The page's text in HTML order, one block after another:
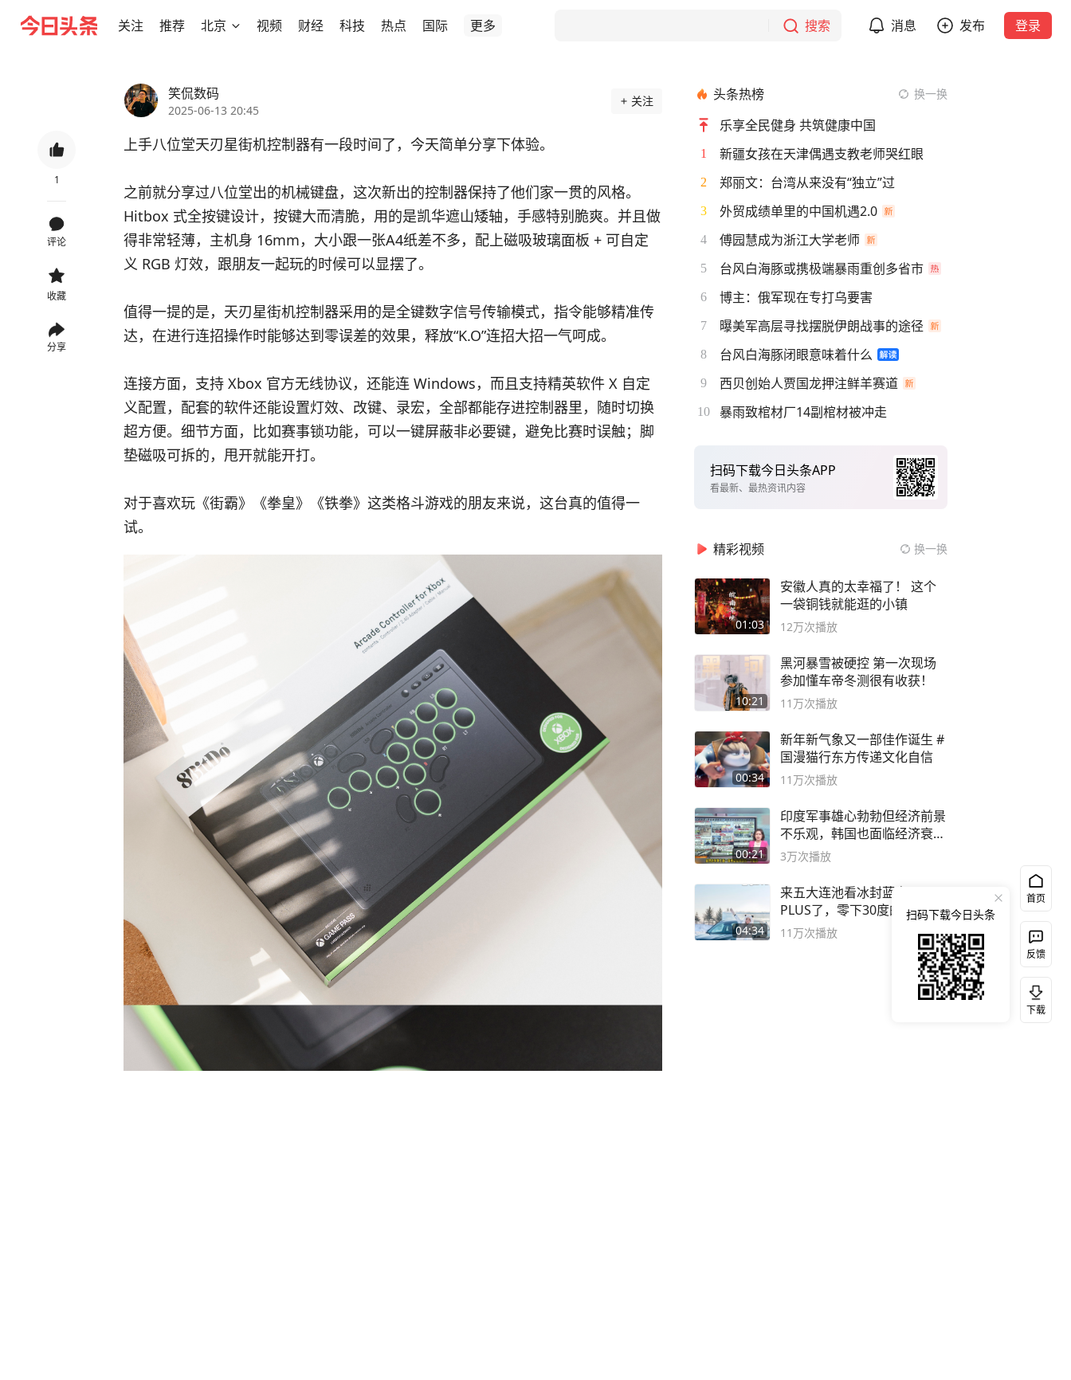
关注 推荐 北京 视频 财经 科技 热点 国际 更多 搜索 消息 发布 登录
1
评论
收藏
分享
笑侃数码
2025-06-13 20:45
关注
上手八位堂天刃星街机控制器有一段时间了，今天简单分享下体验。
之前就分享过八位堂出的机械键盘，这次新出的控制器保持了他们家一贯的风格。
Hitbox 式全按键设计，按键大而清脆，用的是凯华遮山矮轴，手感特别脆爽。并且做
得非常轻薄，主机身 16mm，大小跟一张A4纸差不多，配上磁吸玻璃面板 + 可自定
义 RGB 灯效，跟朋友一起玩的时候可以显摆了。
值得一提的是，天刃星街机控制器采用的是全键数字信号传输模式，指令能够精准传
达，在进行连招操作时能够达到零误差的效果，释放“K.O”连招大招一气呵成。
连接方面，支持 Xbox 官方无线协议，还能连 Windows，而且支持精英软件 X 自定
义配置，配套的软件还能设置灯效、改键、录宏，全部都能存进控制器里，随时切换
超方便。细节方面，比如赛事锁功能，可以一键屏蔽非必要键，避免比赛时误触；脚
垫磁吸可拆的，甩开就能开打。
对于喜欢玩《街霸》《拳皇》《铁拳》这类格斗游戏的朋友来说，这台真的值得一
试。
头条热榜 换一换
乐享全民健身 共筑健康中国
1 新疆女孩在天津偶遇支教老师哭红眼
2 郑丽文：台湾从来没有“独立”过
3 外贸成绩单里的中国机遇2.0
4 傅园慧成为浙江大学老师
5 台风白海豚或携极端暴雨重创多省市
6 博主：俄军现在专打乌要害
7 曝美军高层寻找摆脱伊朗战事的途径
8 台风白海豚闭眼意味着什么
9 西贝创始人贾国龙押注鲜羊赛道
10 暴雨致棺材厂14副棺材被冲走
扫码下载今日头条APP
看最新、最热资讯内容
精彩视频 换一换
01:03
安徽人真的太幸福了！ 这个
一袋铜钱就能逛的小镇
12万次播放
10:21
黑河暴雪被硬控 第一次现场
参加懂车帝冬测很有收获！
11万次播放
00:34
新年新气象又一部佳作诞生 #
国漫猫行东方传递文化自信
11万次播放
00:21
印度军事雄心勃勃但经济前景
不乐观，韩国也面临经济衰退
风险
3万次播放
04:34
来五大连池看冰封蓝电E5
PLUS了，零下30度的双重冰
封40小时全录
11万次播放
首页
反馈
下载
扫码下载今日头条